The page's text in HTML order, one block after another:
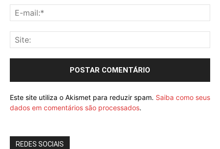
Este site utiliza o Akismet para reduzir spam. Saiba como seus
dados em comentários são processados.
REDES SOCIAIS